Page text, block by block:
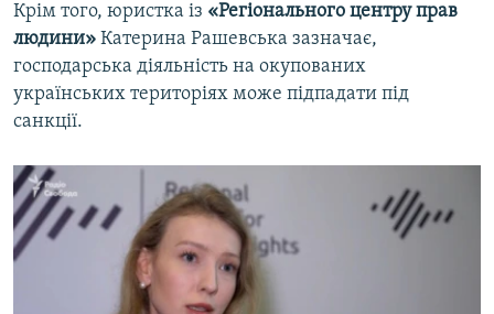
Крім того, юристка із «Регіонального центру прав
людини» Катерина Рашевська зазначає,
господарська діяльність на окупованих
українських територіях може підпадати під
санкції.